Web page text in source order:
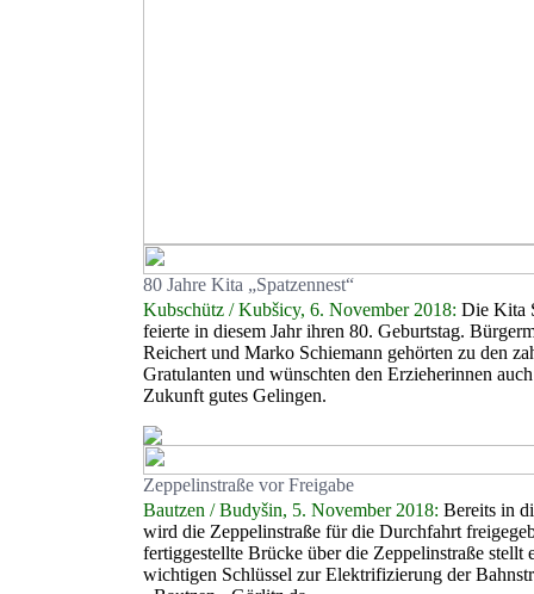
80 Jahre Kita „Spatzennest“
Kubschütz / Kubšicy, 6. November 2018: Die Kita
feierte in diesem Jahr ihren 80. Geburtstag.
Reichert und Marko Schiemann gehörten zu den
Gratulanten und wünschten den Erzieherinnen
Zukunft gutes Gelingen.
Zeppelinstraße vor Freigabe
Bautzen / Budyšin, 5. November 2018: Bereits in
wird die Zeppelinstraße für die Durchfahrt
fertiggestellte Brücke über die Zeppelinstraße stellt
wichtigen Schlüssel zur Elektrifizierung der